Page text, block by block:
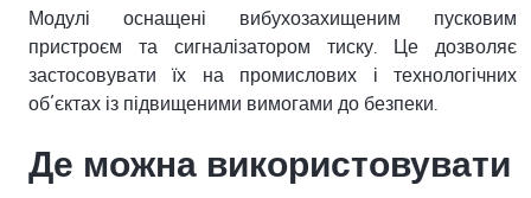
Модулі оснащені вибухозахищеним пусковим
пристроєм та сигналізатором тиску. Це дозволяє
застосовувати їх на промислових і технологічних
об’єктах із підвищеними вимогами до безпеки.
Де можна використовувати